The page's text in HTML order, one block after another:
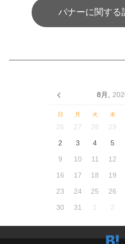
バナーに関する
8月,
日 月 火 水
26 27 28 29
2
3 4 5
9
10 11 12
16
17 18 19
23
24 25 26
30
31 1 2